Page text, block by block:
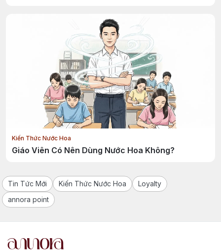
Kiến Thức Nước Hoa
Giáo Viên Có Nên Dùng Nước Hoa Không?
Tin Tức Mới Kiến Thức Nước Hoa
Loyalty
annora point